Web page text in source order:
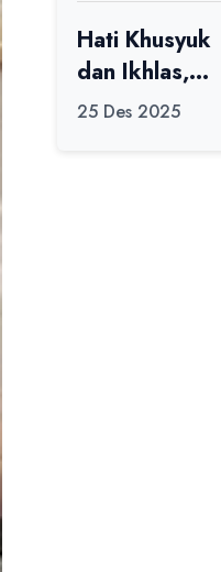
Hati Khusyuk
dan Ikhlas,
Jadi Esensi
25 Des 2025